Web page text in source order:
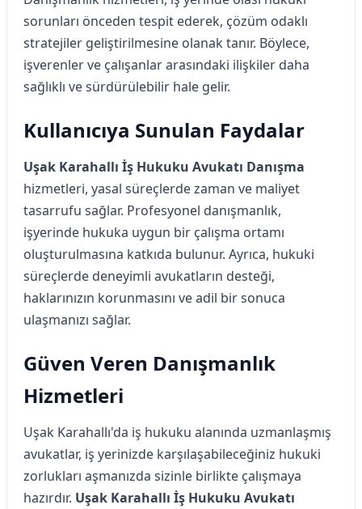
sorunları önceden tespit ederek, çözüm odaklı
stratejiler geliştirilmesine olanak tanır. Böylece,
işverenler ve çalışanlar arasındaki ilişkiler daha
sağlıklı ve sürdürülebilir hale gelir.
Kullanıcıya Sunulan Faydalar
Uşak Karahallı İş Hukuku Avukatı Danışma
hizmetleri, yasal süreçlerde zaman ve maliyet
tasarrufu sağlar. Profesyonel danışmanlık,
işyerinde hukuka uygun bir çalışma ortamı
oluşturulmasına katkıda bulunur. Ayrıca, hukuki
süreçlerde deneyimli avukatların desteği,
haklarınızın korunmasını ve adil bir sonuca
ulaşmanızı sağlar.
Güven Veren Danışmanlık
Hizmetleri
Uşak Karahallı'da iş hukuku alanında uzmanlaşmış
avukatlar, iş yerinizde karşılaşabileceğiniz hukuki
zorlukları aşmanızda sizinle birlikte çalışmaya
hazırdır. Uşak Karahallı İş Hukuku Avukatı